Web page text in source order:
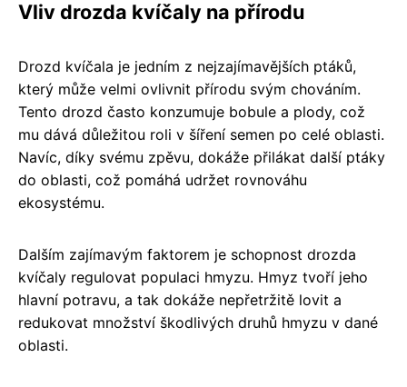
Vliv drozda kvíčaly na přírodu
Drozd kvíčala je jedním z nejzajímavějších ptáků,
který může velmi ovlivnit přírodu svým chováním.
Tento drozd často konzumuje bobule a plody, což
mu dává důležitou roli v šíření semen po celé oblasti.
Navíc, díky svému zpěvu, dokáže přilákat další ptáky
do oblasti, což pomáhá udržet rovnováhu
ekosystému.
Dalším zajímavým faktorem je schopnost drozda
kvíčaly regulovat populaci hmyzu. Hmyz tvoří jeho
hlavní potravu, a tak dokáže nepřetržitě lovit a
redukovat množství škodlivých druhů hmyzu v dané
oblasti.